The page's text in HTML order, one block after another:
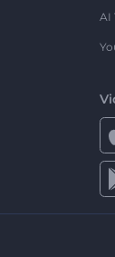
AI